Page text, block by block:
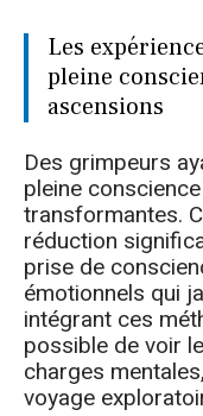
Les
pleine
ascensions
Des grimpeurs
pleine
transformantes.
réduction
prise de
émotionnels qui
intégrant ces
possible de voir
charges
voyage